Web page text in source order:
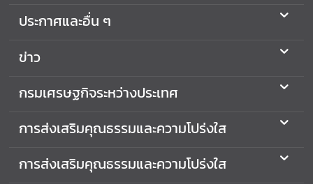
ม
ล
ค
า
โ
ประกาศและอื่น ๆ
ข่าว
กรมเศรษฐกิจระหว่างประเทศ
การส่งเสริมคุณธรรมและความโปร่งใส
การส่งเสริมคุณธรรมและความโปร่งใส